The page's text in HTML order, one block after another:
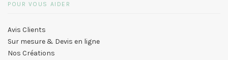
POUR VOUS AIDER
Avis Clients
Sur mesure & Devis en ligne
Nos Créations